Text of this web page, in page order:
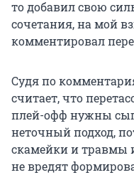
то добавил свою
сочетания, на мой
комментировал
Судя по
считает, что
плей-офф нужны
неточный подход,
скамейки и травмы
не вредят